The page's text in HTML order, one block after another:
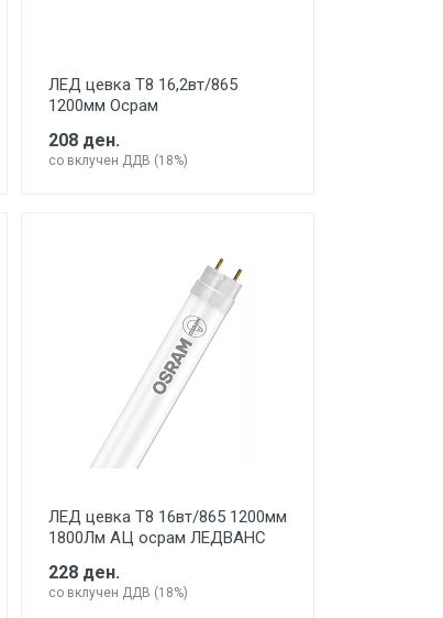
ЛЕД цевка Т8 16,2вт/865
1200мм Осрам
208 ден.
со вклучен ДДВ (18%)
ЛЕД цевка Т8 16вт/865 1200мм
1800Лм АЦ осрам ЛЕДВАНС
228 ден.
со вклучен ДДВ (18%)